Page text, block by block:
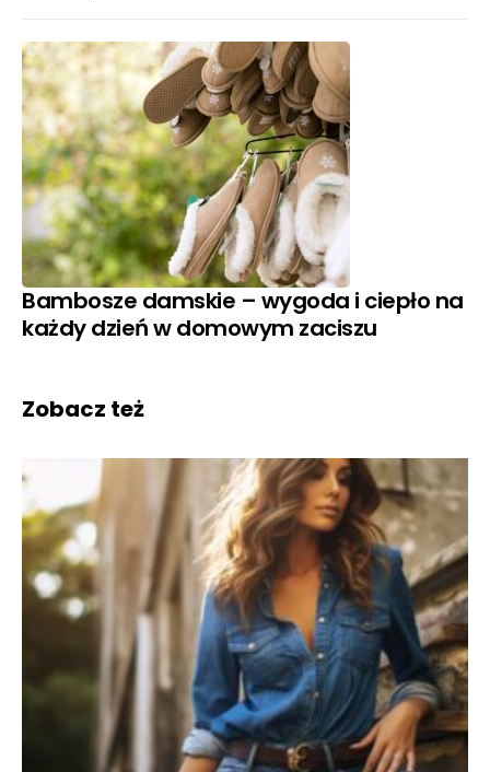
Bambosze damskie – wygoda i ciepło na
każdy dzień w domowym zaciszu
Zobacz też